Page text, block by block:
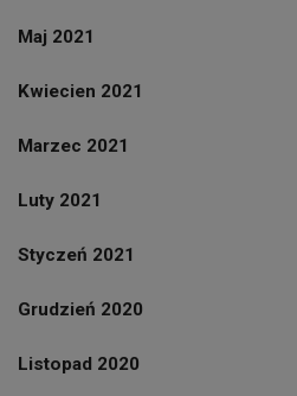
Maj 2021
Kwiecien 2021
Marzec 2021
Luty 2021
Styczeń 2021
Grudzień 2020
Listopad 2020